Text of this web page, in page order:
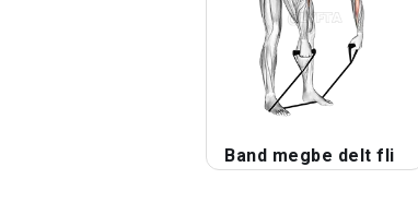
Band megbe delt fli